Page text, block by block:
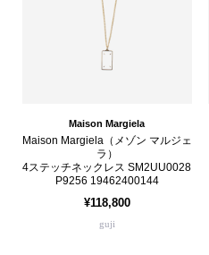
Maison Margiela
Maison Margiela（メゾン マルジェ
ラ）
4ステッチネックレス SM2UU0028
P9256 19462400144
¥118,800
guji